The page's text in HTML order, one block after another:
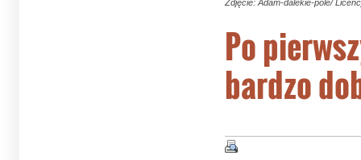
Zdjęcie: Adam-dalekie-pole/
Po
bardzo